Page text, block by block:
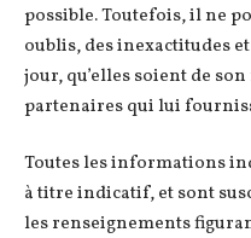
possible. Toutefois, il ne
oublis, des inexactitudes
jour, qu’elles soient de
partenaires qui lui
Toutes les informations
à titre indicatif, et sont
les renseignements